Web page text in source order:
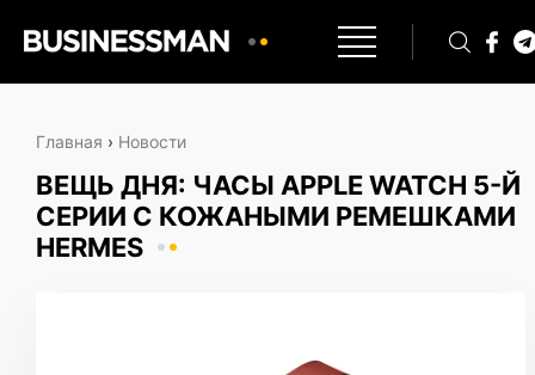
Главная › Новости
ВЕЩЬ ДНЯ: ЧАСЫ APPLE WATCH 5-Й
СЕРИИ С КОЖАНЫМИ РЕМЕШКАМИ
HERMES